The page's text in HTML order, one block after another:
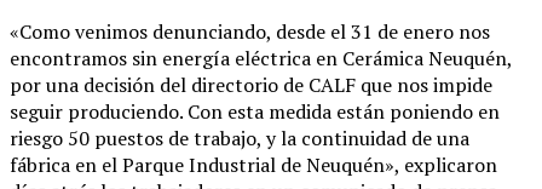
«Como venimos denunciando, desde el 31 de enero nos
encontramos sin energía eléctrica en Cerámica Neuquén,
por una decisión del directorio de CALF que nos impide
seguir produciendo. Con esta medida están poniendo en
riesgo 50 puestos de trabajo, y la continuidad de una
fábrica en el Parque Industrial de Neuquén», explicaron